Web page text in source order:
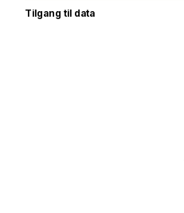
Tilgang til data